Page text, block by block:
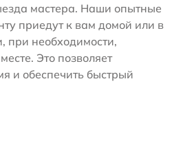
мастера. Наши опытные
приедут к вам домой или в
при необходимости,
Это позволяет
и обеспечить быстрый